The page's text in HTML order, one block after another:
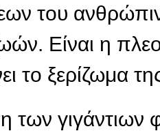
του
Είναι η
το ξερίζωμα
των γιγάντιων